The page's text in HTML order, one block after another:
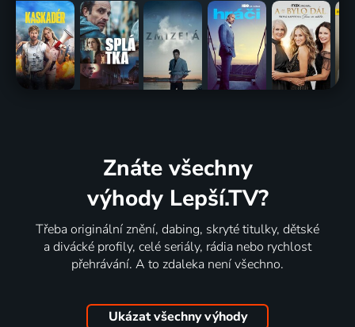
Znáte všechny
výhody Lepší.TV?
Třeba originální znění, dabing, skryté titulky, dětské
a divácké profily, celé seriály, rádia nebo rychlost
přehrávání. A to zdaleka není všechno.
Ukázat všechny výhody